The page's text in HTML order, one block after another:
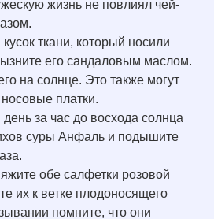
жизнь не повлиял чей-
ткани, который носили
его сандаловым маслом.
на солнце. Это также могут
платки.
за час до восхода солнца
суры Анфаль и подышите
обе салфетки розовой
их к ветке плодоносящего
помните, что они